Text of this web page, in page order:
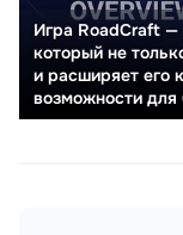
Игра RoadCraft —
который не
и расширяет его
возможности